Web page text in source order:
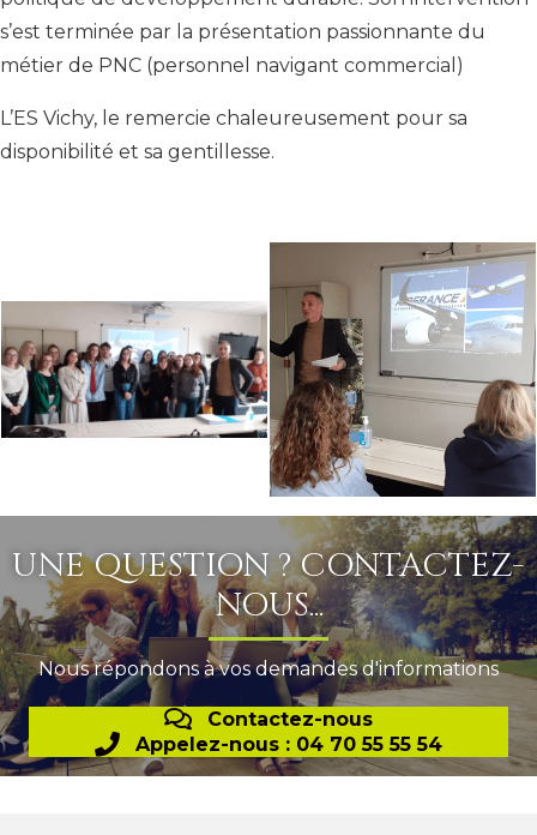
s’est terminée par la présentation passionnante du
métier de PNC (personnel navigant commercial)
L’ES Vichy, le remercie chaleureusement pour sa
disponibilité et sa gentillesse.
UNE QUESTION ? CONTACTEZ-
NOUS...
Nous répondons à vos demandes d'informations
Contactez-nous
Appelez-nous : 04 70 55 55 54